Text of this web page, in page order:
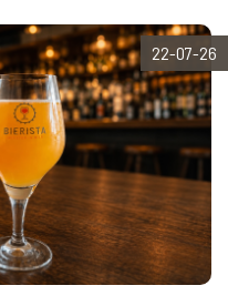
22-07-26